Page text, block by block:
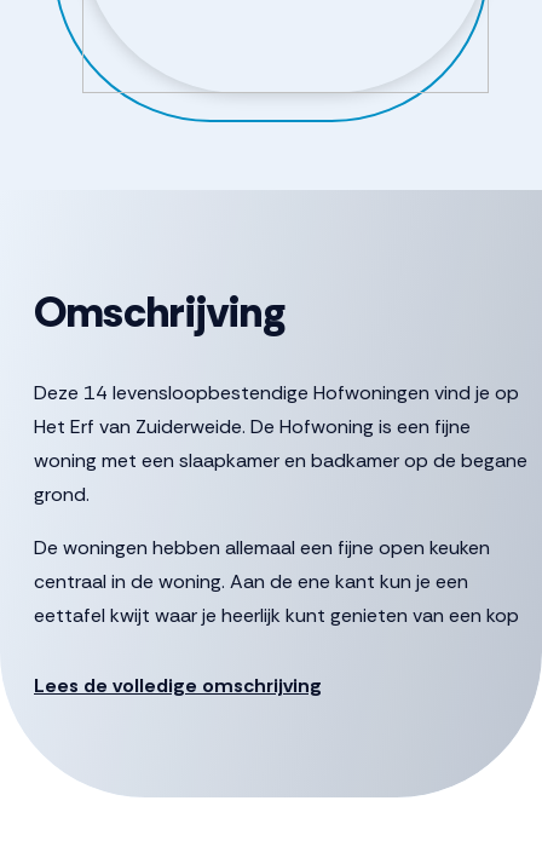
Omschrijving
Deze 14 levensloopbestendige Hofwoningen vind je op
Het Erf van Zuiderweide. De Hofwoning is een fijne
woning met een slaapkamer en badkamer op de begane
grond.
De woningen hebben allemaal een fijne open keuken
centraal in de woning. Aan de ene kant kun je een
eettafel kwijt waar je heerlijk kunt genieten van een kop
fijne zitplek met uitzicht op het terras. Via de
Aangrenzend vind je de badkamer met ruimte voor een
douche, wastafel en tweede toilet. De badkamer is ook
Lees de volledige omschrijving